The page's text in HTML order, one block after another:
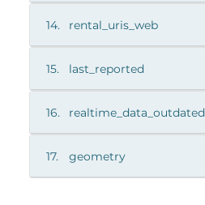
14. rental_uris_web
15. last_reported
16. realtime_data_outdated
17. geometry